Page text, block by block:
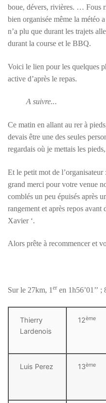
boue, dévers, rivières. … Fous
bien organisée même la météo
n’a plu que durant les trajets
durant la course et le BBQ.
Voici le lien pour les quelques
active d’après le repas.
A suivre...
Ce matin en allant au rer à
devais être une des seules
regardais où je mettais les
Et le petit mot de
grand merci pour votre venue
comblés un peu épuisés après
rangement et après repos
Xavier ‘.
Alors prête à recommencer et
Sur le 27km, 1 er en 1h56’01’’ ;
Thierry
Lardenois
12ème
Luis Perez 13ème